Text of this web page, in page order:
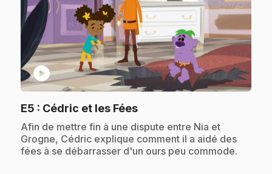
play_circle
E5 : Cédric et les Fées.
.Afin de mettre fin à une dispute entre Nia et
Grogne, Cédric explique comment il a aidé des
fées à se débarrasser d'un ours peu commode.